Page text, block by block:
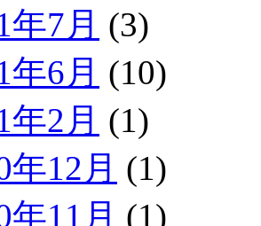
年7月 (3)
年6月 (10)
年2月 (1)
年12月 (1)
年11月 (1)